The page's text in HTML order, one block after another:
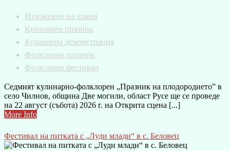
Изложение на храни
Кулинарен празник
Кулинарна демонстрация
Фолклорен празник
Фолклорен фестивал
Седмият кулинарно-фолклорен „Празник на плодородието” в
село Чилнов, община Две могили, област Русе ще се проведе
на 22 август (събота) 2026 г. на Открита сцена [...]
More Info
Фестивал на питката с „Луди млади“ в с. Беловец